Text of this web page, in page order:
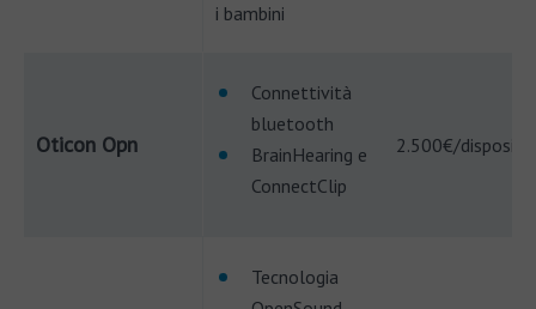
i bambini
Oticon Opn
Connettività
bluetooth
BrainHearing e
ConnectClip
2.500€/
Tecnologia